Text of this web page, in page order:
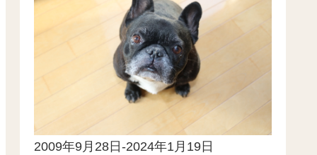
2009年9月28日-2024年1月19日